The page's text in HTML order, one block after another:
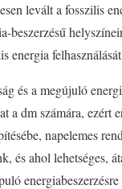
levált a fosszilis
beszerzésű
energia
és a megújuló
a dm számára, ezért
napelemes
és ahol lehetséges,
energiabeszerzésre